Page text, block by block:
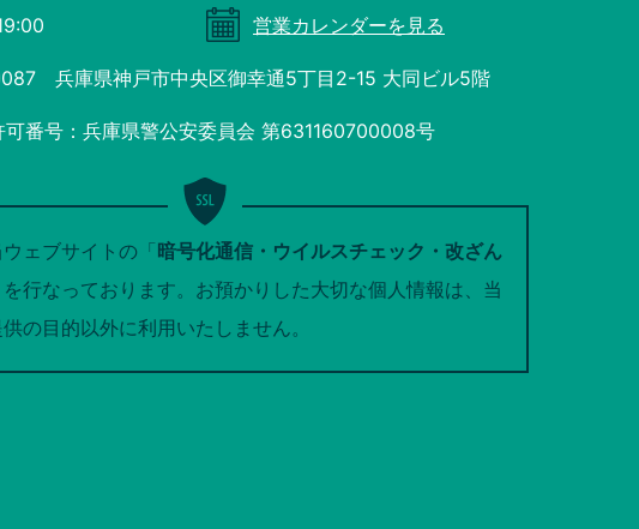
営業カレンダーを見る
兵庫県神戸市中央区御幸通5丁目2-15 大同ビル5階
可番号：兵庫県警公安委員会 第631160700008号
ェブサイトの「暗号化通信・ウイルスチェック・改ざん
を行なっております。お預かりした大切な個人情報は、当
の目的以外に利用いたしません。